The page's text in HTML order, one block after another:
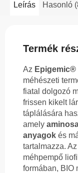
Leírás Hasonló
Termék
Az Epigemic®
méhészeti
fiatal dolgozó
frissen kikelt
táplálására
amely
anyagok és
tartalmazza.
méhpempő
formában, BIO